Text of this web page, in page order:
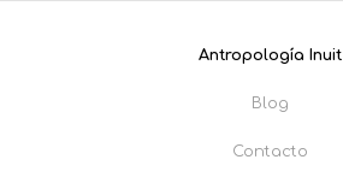
Antropología Inuit
Blog
Contacto